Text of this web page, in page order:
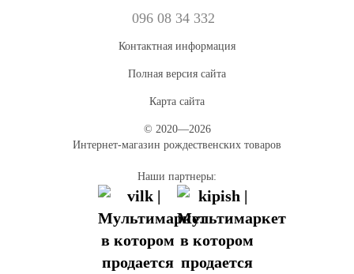
096 08 34 332
Контактная информация
Полная версия сайта
Карта сайта
© 2020—2026
Интернет-магазин рождественских товаров
Наши партнеры: